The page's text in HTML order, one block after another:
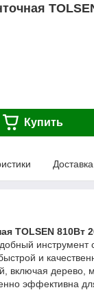
Купить
Доставка
TOLSEN 810Вт
инструмент
и
включая дерево,
эффективна